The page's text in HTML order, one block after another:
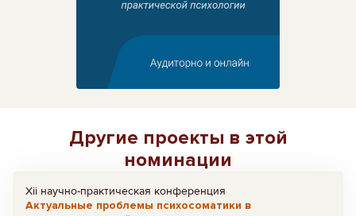
Другие проекты в этой
номинации
Хii научно-практическая конференция
Актуальные проблемы психосоматики в